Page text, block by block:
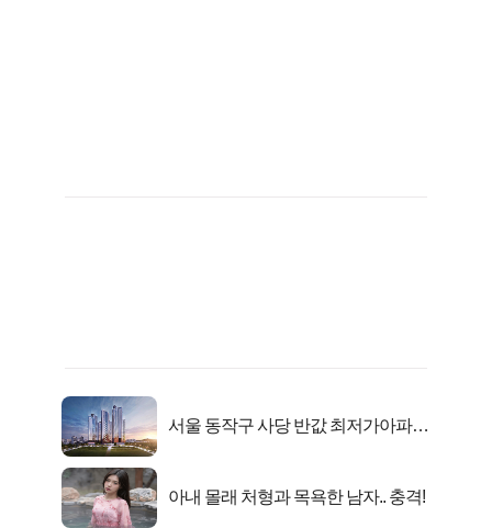
서울 동작구 사당 반값 최저가아파트
아내 몰래 처형과 목욕한 남자.. 충격!